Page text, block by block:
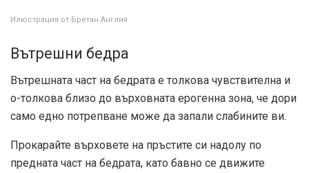
Илюстрация от Бретан Англия
Вътрешни бедра
Вътрешната част на бедрата е толкова чувствителна и
о-толкова близо до върховната ерогенна зона, че дори
само едно потрепване може да запали слабините ви.
Прокарайте върховете на пръстите си надолу по
предната част на бедрата, като бавно се движите